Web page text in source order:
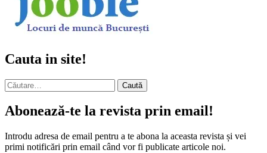
Cauta in site!
Caută
după:
Abonează-te la revista prin email!
Introdu adresa de email pentru a te abona la aceasta revista și vei
primi notificări prin email când vor fi publicate articole noi.